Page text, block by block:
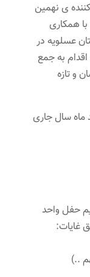
ی نهمین
همکاری
عسلویه در
اقدام به جمع
و تازه
ماه سال جاری
حفل واحد
غایات:
..)